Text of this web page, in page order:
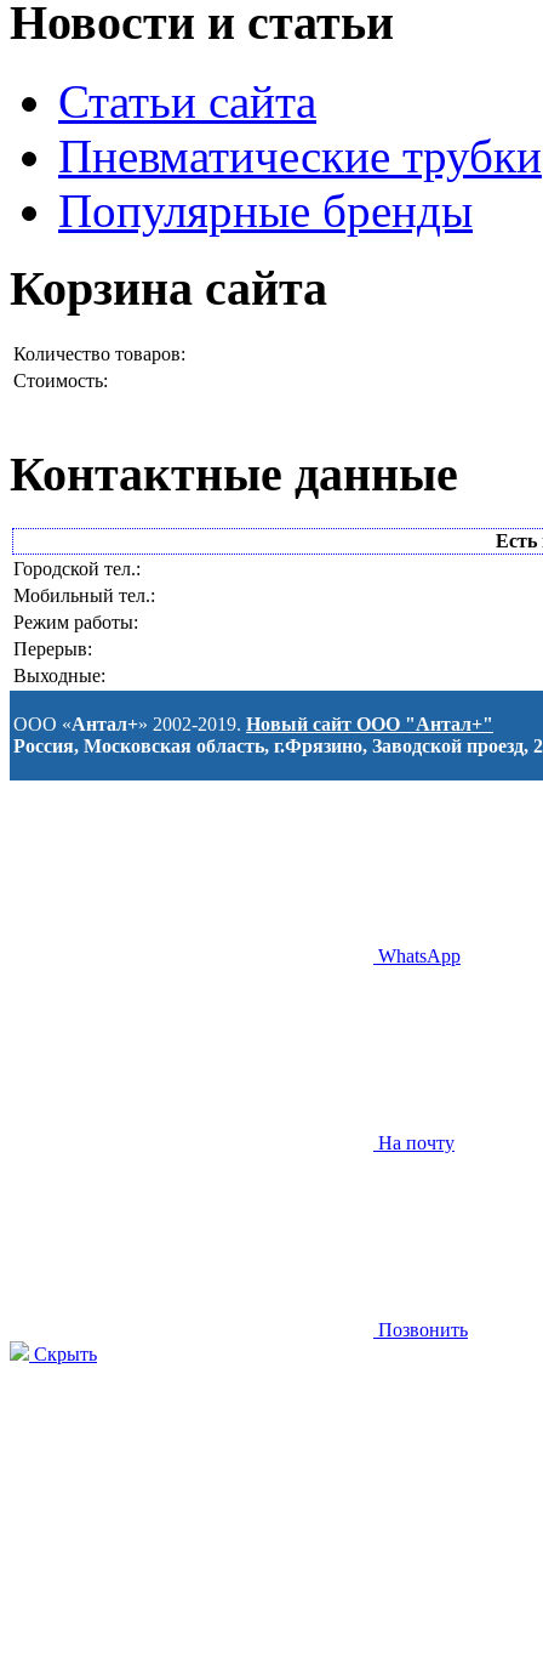
Новости и статьи
Статьи сайта
Пневматические трубки
Популярные бренды
Корзина сайта
Количество товаров:
Стоимость:
Контактные данные
Есть
Городской тел.:
Мобильный тел.:
Режим работы:
Перерыв:
Выходные:
ООО «Антал+» 2002-2019. Новый сайт ООО "Антал+"
Россия, Московская область, г.Фрязино, Заводской проезд, 2
WhatsApp
На почту
Позвонить
Скрыть